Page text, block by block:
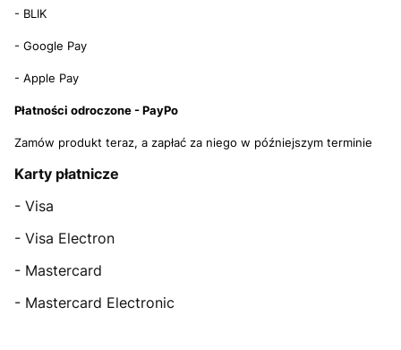
- BLIK
- Google Pay
- Apple Pay
Płatności odroczone - PayPo
Zamów produkt teraz, a zapłać za niego w późniejszym terminie
Karty płatnicze
- Visa
- Visa Electron
- Mastercard
- Mastercard Electronic